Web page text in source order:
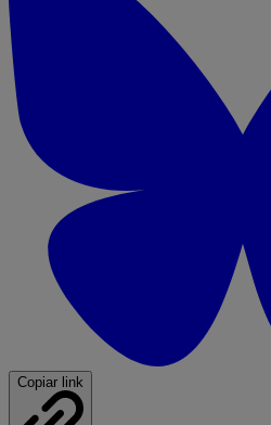
Copiar link